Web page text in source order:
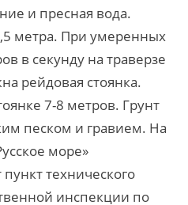
и пресная вода.
метра. При умеренных
в секунду на траверзе
рейдовая стоянка.
7-8 метров. Грунт
песком и гравием. На
море»
технического
инспекции по